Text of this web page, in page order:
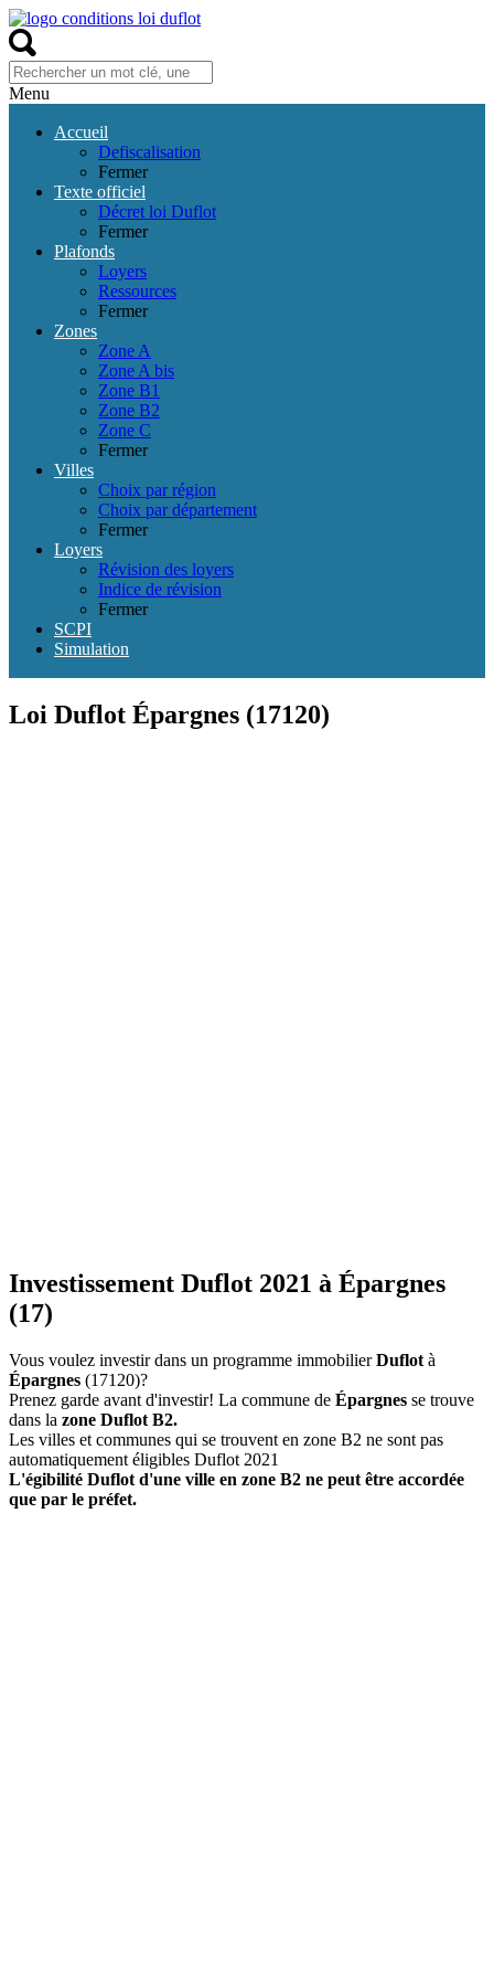
Menu
Accueil
Defiscalisation
Fermer
Texte officiel
Décret loi Duflot
Fermer
Plafonds
Loyers
Ressources
Fermer
Zones
Zone A
Zone A bis
Zone B1
Zone B2
Zone C
Fermer
Villes
Choix par région
Choix par département
Fermer
Loyers
Révision des loyers
Indice de révision
Fermer
SCPI
Simulation
Loi Duflot Épargnes (17120)
Investissement Duflot 2021 à Épargnes
(17)
Vous voulez investir dans un programme immobilierDuflot à
Épargnes (17120)?
Prenez garde avant d'investir! La commune de Épargnes se trouve
dans la zone Duflot B2.
Les villes et communes qui se trouvent en zone B2 ne sont pas
automatiquement éligibles Duflot 2021
L'égibilité Duflot d'une ville en zone B2 ne peut être accordée
que par le préfet.